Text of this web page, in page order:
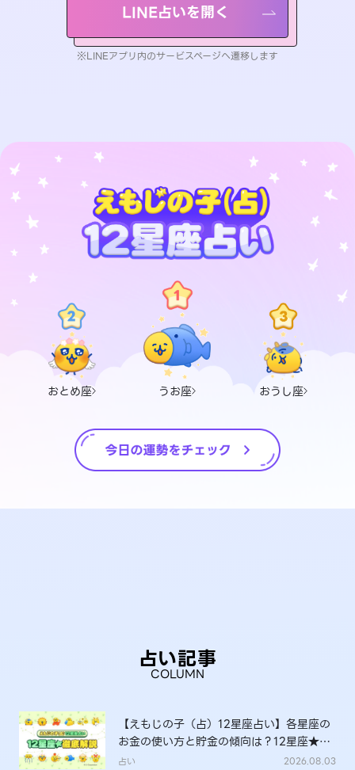
LINE占いを開く
※LINEアプリ内のサービスページへ遷移します
おとめ座 うお座 おうし座
占い記事
COLUMN
【えもじの子（占）12星座占い】各星座の
お金の使い方と貯金の傾向は？12星座★徹
底解説
占い 2026.08.03